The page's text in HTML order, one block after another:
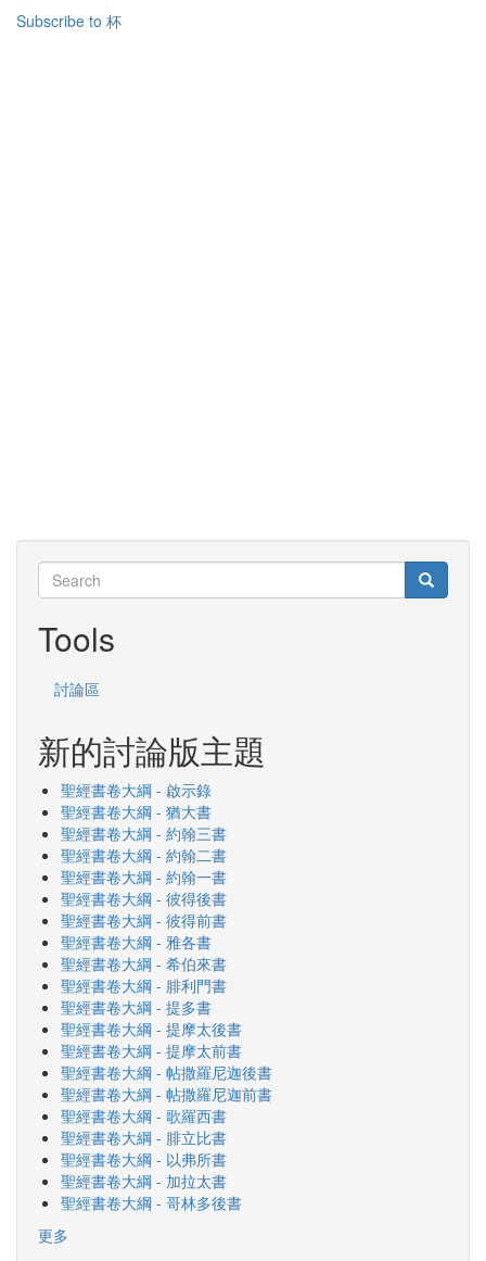
聖
Subscribe to 杯
Search
Search Search
Tools
討論區
新的討論版主題
聖經書卷大綱 - 啟示錄
聖經書卷大綱 - 猶大書
聖經書卷大綱 - 約翰三書
聖經書卷大綱 - 約翰二書
聖經書卷大綱 - 約翰一書
聖經書卷大綱 - 彼得後書
聖經書卷大綱 - 彼得前書
聖經書卷大綱 - 雅各書
聖經書卷大綱 - 希伯來書
聖經書卷大綱 - 腓利門書
聖經書卷大綱 - 提多書
聖經書卷大綱 - 提摩太後書
聖經書卷大綱 - 提摩太前書
聖經書卷大綱 - 帖撒羅尼迦後書
聖經書卷大綱 - 帖撒羅尼迦前書
聖經書卷大綱 - 歌羅西書
聖經書卷大綱 - 腓立比書
聖經書卷大綱 - 以弗所書
聖經書卷大綱 - 加拉太書
聖經書卷大綱 - 哥林多後書
更多